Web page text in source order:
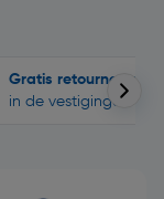
Gratis retourneren
in de vestigingen